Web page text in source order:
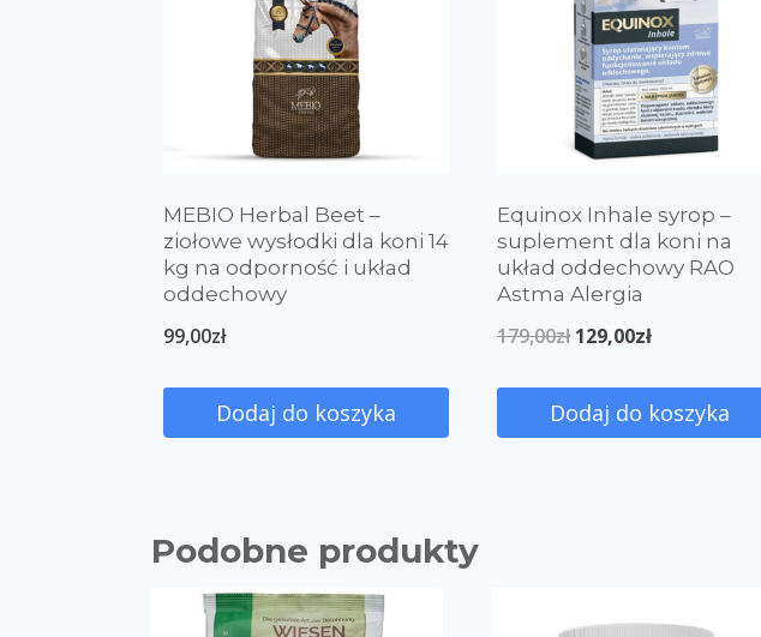
MEBIO Herbal Beet –
ziołowe wysłodki dla koni 14
kg na odporność i układ
oddechowy
99,00zł
Dodaj do koszyka
Equinox Inhale syrop –
suplement dla koni na
układ oddechowy RAO
Astma Alergia
179,00zł 129,00zł
Dodaj do koszyka
Podobne produkty